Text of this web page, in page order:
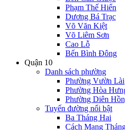
Phạm Thế Hiển
Dương Bá Trạc
Võ Văn Kiệt
Võ Liêm Sơn
Cao Lỗ
Bến Bình Đông
Quận 10
Danh sách phường
Phường Vườn Lài
Phường Hòa
Phường Diên
Tuyến đường nổi bật
Ba Tháng Hai
Cách Mạng